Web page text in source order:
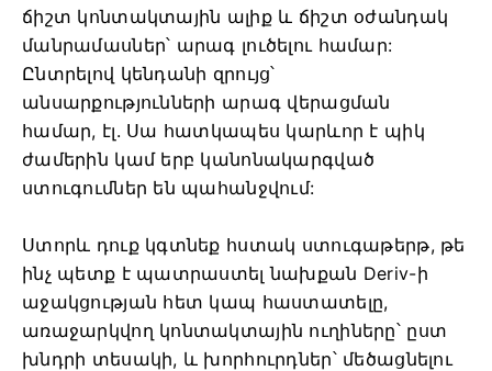
ճիշտ կոնտակտային ալիք և ճիշտ օժանդակ
մանրամասներ՝ արագ լուծելու համար:
Ընտրելով կենդանի զրույց՝
անսարքությունների արագ վերացման
համար, էլ. Սա հատկապես կարևոր է պիկ
ժամերին կամ երբ կանոնակարգված
ստուգումներ են պահանջվում:
Ստորև դուք կգտնեք հստակ ստուգաթերթ, թե
ինչ պետք է պատրաստել նախքան Deriv-ի
աջակցության հետ կապ հաստատելը,
առաջարկվող կոնտակտային ուղիները՝ ըստ
խնդրի տեսակի, և խորհուրդներ՝ մեծացնելու